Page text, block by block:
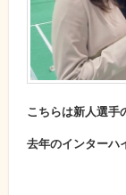
こちらは新人選手
去年のインター